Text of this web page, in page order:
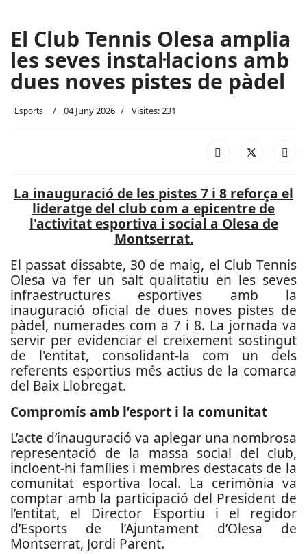
El Club Tennis Olesa amplia
les seves instal·lacions amb
dues noves pistes de pàdel
Esports 04 Juny 2026 Visites: 231
La inauguració de les pistes 7 i 8 reforça el
lideratge del club com a epicentre de
l'activitat esportiva i social a Olesa de
Montserrat.
El passat dissabte, 30 de maig, el Club Tennis
Olesa va fer un salt qualitatiu en les seves
infraestructures esportives amb la
inauguració oficial de dues noves pistes de
pàdel, numerades com a 7 i 8. La jornada va
servir per evidenciar el creixement sostingut
de l'entitat, consolidant-la com un dels
referents esportius més actius de la comarca
del Baix Llobregat.
Compromís amb l’esport i la comunitat
L’acte d’inauguració va aplegar una nombrosa
representació de la massa social del club,
incloent-hi famílies i membres destacats de la
comunitat esportiva local. La cerimònia va
comptar amb la participació del President de
l’entitat, el Director Esportiu i el regidor
d’Esports de l’Ajuntament d’Olesa de
Montserrat, Jordi Parent.